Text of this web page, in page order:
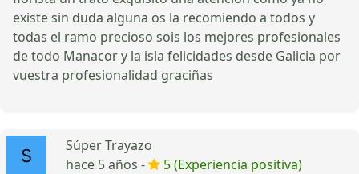
existe sin duda alguna os la recomiendo a todos y
todas el ramo precioso sois los mejores profesionales
de todo Manacor y la isla felicidades desde Galicia por
vuestra profesionalidad graciñas
Súper Trayazo
hace 5 años -
5 (Experiencia positiva)